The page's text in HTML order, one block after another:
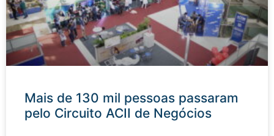
Mais de 130 mil pessoas passaram
pelo Circuito ACII de Negócios